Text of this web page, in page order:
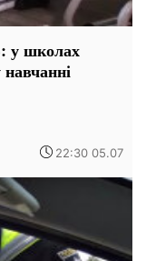
у школах
22:30 05.07